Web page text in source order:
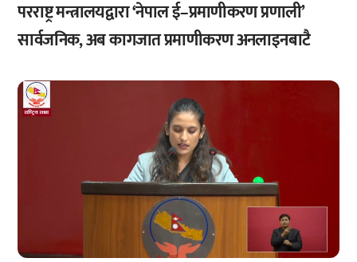
परराष्ट्र मन्त्रालयद्वारा ‘नेपाल ई–प्रमाणीकरण प्रणाली’
सार्वजनिक, अब कागजात प्रमाणीकरण अनलाइनबाटै